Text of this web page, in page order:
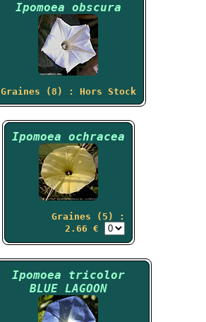
Ipomoea obscura
Graines (8) : Hors Stock
Ipomoea ochracea
Graines (5) :
2.66 €
Ipomoea tricolor
BLUE LAGOON